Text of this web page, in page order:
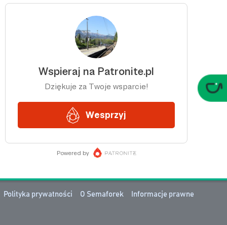
Polityka prywatności O Semaforek Informacje prawne